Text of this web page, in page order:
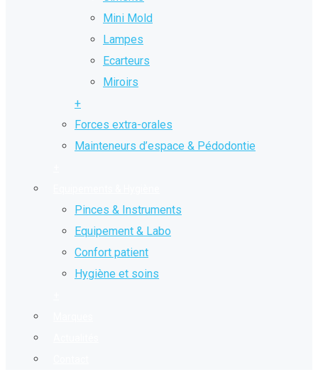
Mini Mold
Lampes
Ecarteurs
Miroirs
+
Forces extra-orales
Mainteneurs d’espace & Pédodontie
Pinces & Instruments
Equipement & Labo
Confort patient
Hygiène et soins